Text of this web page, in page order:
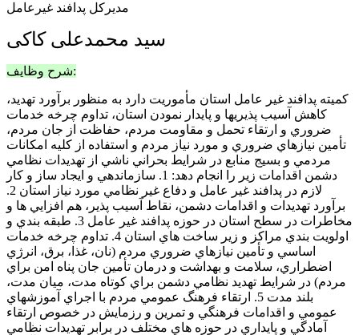
مديرکل پدافند غيرعامل
سید محمدعلی کاکی
شرح وظایف:
کميته پدافند غير عامل استان مأموريت دارد به منظور برآورد تهديد،
کاهش آسيب پذيريها و پايدار نمودن استان، تداوم چرخه خدمات
ضروري و ارتقاء تحمل و مقاومت مردم، حفاظت از جان مردم،
تأمين نيازهاي ضروري و مورد نياز مردم و استفاده از کليه امکانات
مردمي و بسيج منابع در شرايط بحراني ناشي از تهديدات نظامي
دشمن اقدامات زير را انجام دهد: 1. سازماندهي و ايجاد ساز و کار
لازم در پدافند غير عامل و دفاع غير نظامي مورد نياز استان 2.
برآورد تهديدات و اقدامات دشمن، نقاط آسيب پذير، هم افزايي ها و
مخاطرات در سطح استان در حوزه پدافند غير عامل 3. طبقه بندي و
اولويت بندي مراکز و زير ساخت هاي استان 4. تداوم چرخه خدمات
اساسي و تأمين نيازهاي ضروري مردم (نان، غذا، برق، انرژي
اضطراري، سلامت و بهداشت و درمان تأمين جان پناه امن براي
مردم) در شرايط تهديد نظامي دشمن براي کوتاه مدت، ميان مدت،
بلند مدت 5. ارتقاء فرهنگ عمومي مردم با اجراي آموزشهاي
عمومي و اقدامات فرهنگي و تمرين و رزمايش در خصوص ارتقاء
آمادگي و پايداري در حوزه هاي مختلف در برابر تهديدات نظامي